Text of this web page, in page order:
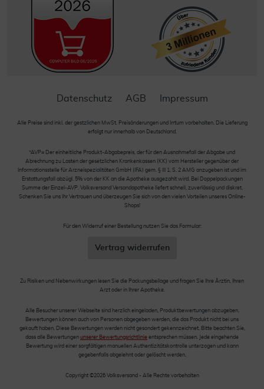
Datenschutz AGB Impressum
Alle Preise sind inkl. der gestzlichen MwSt. Preisänderungen und Irrtum vorbehalten. Die Lieferung
erfolgt nur innerhalb von Deutschland.
*AVP= Der einheitliche Produkt-Abgabepreis, der für den Ausnahmefall der Abgabe und
Abrechnung zu Lasten der gesetzlichen Krankenkassen (KK) vom Hersteller gegenüber der
Informationsstelle für Arzneispezialitäten GmbH (IFA) gem. § III 1, S. 2 AMG anzugeben ist und im
Erstattungsfall abzügl. 5% von der KK an die Apotheke ausgezahlt wird. Bei Doppelpackungen
Summe der Einzel-AVP. Volksversand Versandapotheke liefert schnell, zuverlässig und diskret.
Schenken Sie uns Ihr Vertrauen und überzeugen Sie sich von den vielen Vorteilen unseres Online-
Shops!
Für den Widerruf einer Bestellung nutzen Sie das Formular:
Vertrag widerrufen
Zu Risiken und Nebenwirkungen lesen Sie die Packungsbeilage und fragen Sie Ihre Ärztin, Ihren
Arzt oder in Ihrer Apotheke.
Alle Besucher unserer Webseite sind herzlich eingeladen, Produktbewertungen abzugeben.
Bewertungen können auch von Personen abgegeben werden, die das Produkt nicht bei uns
gekauft haben. Diese Bewertungen werden nicht gesondert gekennzeichnet. Bitte beachten Sie,
dass alle Bewertungen unserer Bewertungsrichtlinie entsprechen müssen. Jede eingehende
Bewertung wird einer sorgfältigen manuellen Authentizitätskontrolle unterzogen und kann
gegebenfalls abgelehnt oder gelöscht werden.
Copyright ©2026 Volksversand - Alle Rechte vorbehalten